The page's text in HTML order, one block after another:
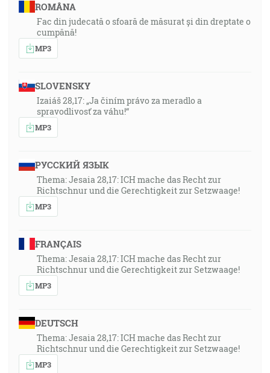
ROMÂNA
Fac din judecată o sfoară de măsurat și din dreptate o
cumpănă!
MP3
SLOVENSKY
Izaiáš 28,17: „Ja činím právo za meradlo a
spravodlivosť za váhu!“
MP3
РУССКИЙ ЯЗЫК
Thema: Jesaia 28,17: ICH mache das Recht zur
Richtschnur und die Gerechtigkeit zur Setzwaage!
MP3
FRANÇAIS
Thema: Jesaia 28,17: ICH mache das Recht zur
Richtschnur und die Gerechtigkeit zur Setzwaage!
MP3
DEUTSCH
Thema: Jesaia 28,17: ICH mache das Recht zur
Richtschnur und die Gerechtigkeit zur Setzwaage!
MP3